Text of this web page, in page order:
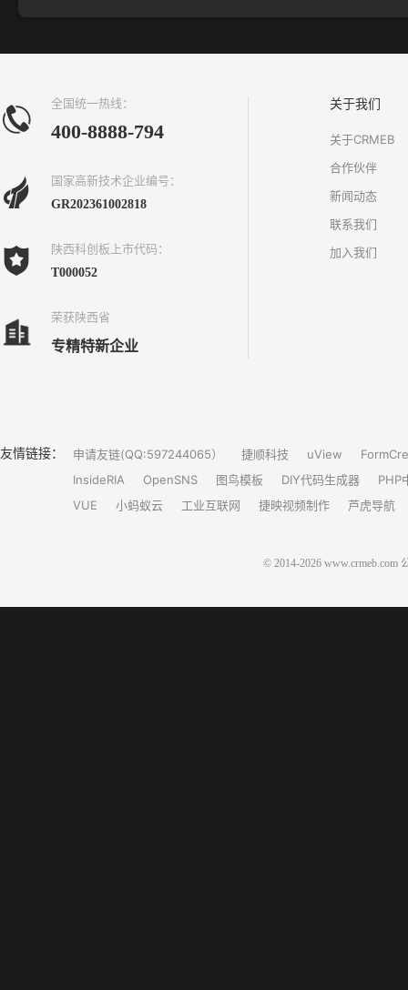
全国统一热线：
400-8888-794
国家高新技术企业编号：
GR202361002818
陕西科创板上市代码：
T000052
荣获陕西省
专精特新企业
关于我们
关于CRMEB
合作伙伴
新闻动态
联系我们
加入我们
友情链接： 申请友链(QQ:597244065） 捷顺科技 uView
InsideRIA
OpenSNS 图鸟模板 DIY代码生成器
PHP
VUE
小蚂蚁云 工业互联网 捷映视频制作 芦虎导航
© 2014-2026